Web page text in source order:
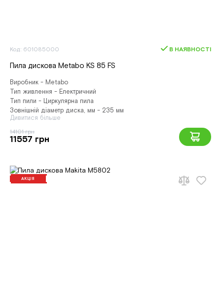
Код: 601085000 В НАЯВНОСТІ
Пила дискова Metabo KS 85 FS
Виробник - Metabo
Тип живлення - Електричний
Тип пили - Циркулярна пила
Зовнішній діаметр диска, мм - 235 мм
Дивитися більше
14101 грн
11557 грн
АКЦІЯ